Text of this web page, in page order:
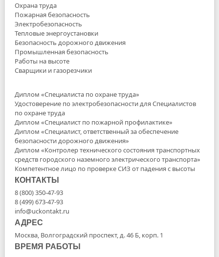
Охрана труда
Пожарная безопасность
Электробезопасность
Тепловые энергоустановки
Безопасность дорожного движения
Промышленная безопасность
Работы на высоте
Сварщики и газорезчики
Диплом «Специалиста по охране труда»
Удостоверение по электробезопасности для Специалистов
по охране труда
Диплом «Специалист по пожарной профилактике»
Диплом «Специалист, ответственный за обеспечение
безопасности дорожного движения»
Диплом «Контролер технического состояния транспортных
средств городского наземного электрического транспорта»
Компетентное лицо по проверке СИЗ от падения с высоты
КОНТАКТЫ
8 (800) 350-47-93
8 (499) 673-47-93
info@uckontakt.ru
АДРЕС
Москва, Волгоградский проспект, д. 46 Б, корп. 1
ВРЕМЯ РАБОТЫ